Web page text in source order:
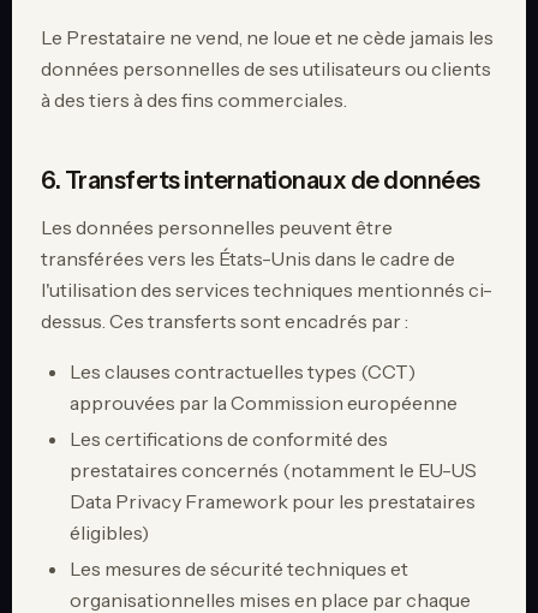
Le Prestataire ne vend, ne loue et ne cède jamais les
données personnelles de ses utilisateurs ou clients
à des tiers à des fins commerciales.
6. Transferts internationaux de données
Les données personnelles peuvent être
transférées vers les États-Unis dans le cadre de
l'utilisation des services techniques mentionnés ci-
dessus. Ces transferts sont encadrés par :
Les clauses contractuelles types (CCT)
approuvées par la Commission européenne
Les certifications de conformité des
prestataires concernés (notamment le EU-US
Data Privacy Framework pour les prestataires
éligibles)
Les mesures de sécurité techniques et
organisationnelles mises en place par chaque